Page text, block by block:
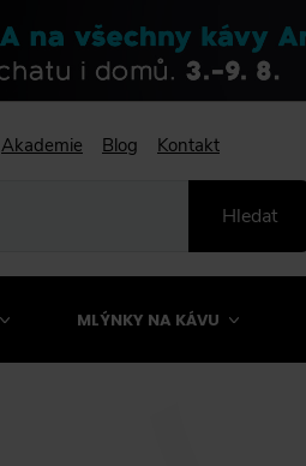
Akademie Blog Kontakt
Hledat
MLÝNKY NA KÁVU